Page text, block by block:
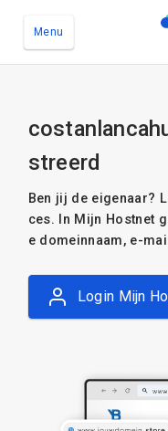
Menu
streerd
Ben jij de eigenaar?
ces. In Mijn Hostnet
e domeinnaam, e-
Login Mijn